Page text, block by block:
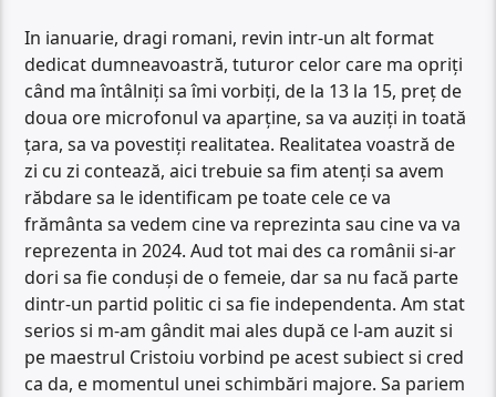
In ianuarie, dragi romani, revin intr-un alt format
dedicat dumneavoastră, tuturor celor care ma opriți
când ma întâlniți sa îmi vorbiți, de la 13 la 15, preț de
doua ore microfonul va aparține, sa va auziți in toată
țara, sa va povestiți realitatea. Realitatea voastră de
zi cu zi contează, aici trebuie sa fim atenți sa avem
răbdare sa le identificam pe toate cele ce va
frământa sa vedem cine va reprezinta sau cine va va
reprezenta in 2024. Aud tot mai des ca românii si-ar
dori sa fie conduși de o femeie, dar sa nu facă parte
dintr-un partid politic ci sa fie independenta. Am stat
serios si m-am gândit mai ales după ce l-am auzit si
pe maestrul Cristoiu vorbind pe acest subiect si cred
ca da, e momentul unei schimbări majore. Sa pariem